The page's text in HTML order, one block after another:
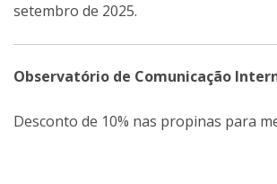
setembro de 2025.
Observatório de Comunicação
Desconto de 10% nas propinas para